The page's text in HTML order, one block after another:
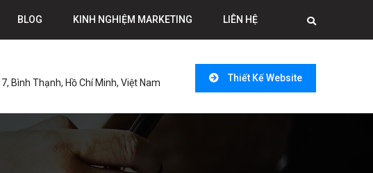
BLOG KINH NGHIỆM MARKETING LIÊN HỆ
Thiết Kế Website
Bình Thạnh, Hồ Chí Minh, Việt Nam